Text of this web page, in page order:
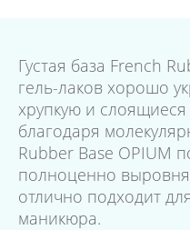
Густая база French
гель-лаков хорошо
хрупкую и
благодаря
Rubber Base OPIUM
полноценно
отлично подходит
маникюра.